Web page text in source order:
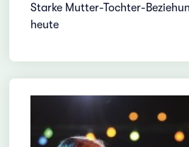
Starke Mutter-Tochter-
heute